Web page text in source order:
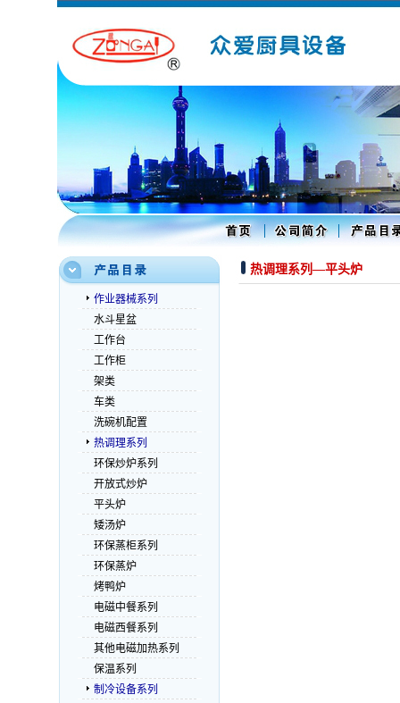
作业器械系列
水斗星盆
工作台
工作柜
架类
车类
洗碗机配置
热调理系列
环保炒炉系列
开放式炒炉
平头炉
矮汤炉
环保蒸柜系列
环保蒸炉
烤鸭炉
电磁中餐系列
电磁西餐系列
其他电磁加热系列
保温系列
制冷设备系列
热调理系列—平头炉